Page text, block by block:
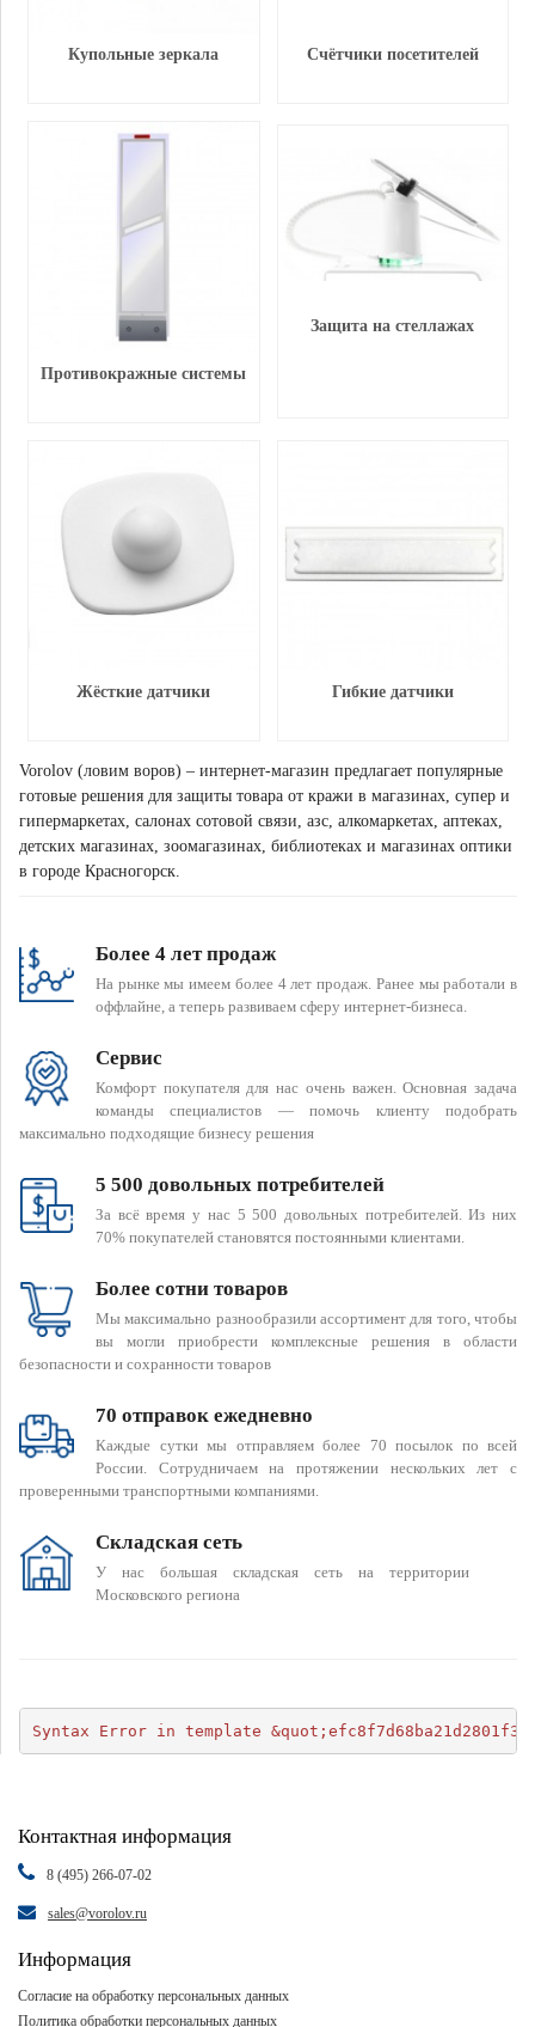
Купольные зеркала Счётчики посетителей
Противокражные системы
Защита на стеллажах
Жёсткие датчики Гибкие датчики
Vorolov (ловим воров) – интернет-магазин предлагает популярные
готовые решения для защиты товара от кражи в магазинах, супер и
гипермаркетах, салонах сотовой связи, азс, алкомаркетах, аптеках,
детских магазинах, зоомагазинах, библиотеках и магазинах оптики
в городе Красногорск.
Более 4 лет продаж
На рынке мы имеем более 4 лет продаж. Ранее мы работали в
оффлайне, а теперь развиваем сферу интернет-бизнеса.
Сервис
Комфорт покупателя для нас очень важен. Основная задача
команды специалистов — помочь клиенту подобрать
максимально подходящие бизнесу решения
5 500 довольных потребителей
За всё время у нас 5 500 довольных потребителей. Из них
70% покупателей становятся постоянными клиентами.
Более сотни товаров
Мы максимально разнообразили ассортимент для того, чтобы
вы могли приобрести комплексные решения в области
безопасности и сохранности товаров
70 отправок ежедневно
Каждые сутки мы отправляем более 70 посылок по всей
России. Сотрудничаем на протяжении нескольких лет с
проверенными транспортными компаниями.
Складская сеть
У нас большая складская сеть на территории
Московского региона
Syntax Error in template
Контактная информация
8 (495) 266-07-02
sales@vorolov.ru
Информация
Согласие на обработку персональных данных
Политика обработки персональных данных